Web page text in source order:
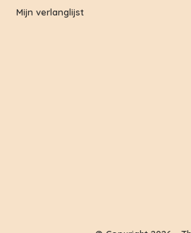
Mijn verlanglijst